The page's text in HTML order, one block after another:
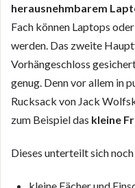
herausnehmbarem
Fach können Laptops
werden. Das zweite
Vorhängeschloss
genug. Denn vor allem in
Rucksack von Jack
zum Beispiel das kleine
Dieses unterteilt sich noch